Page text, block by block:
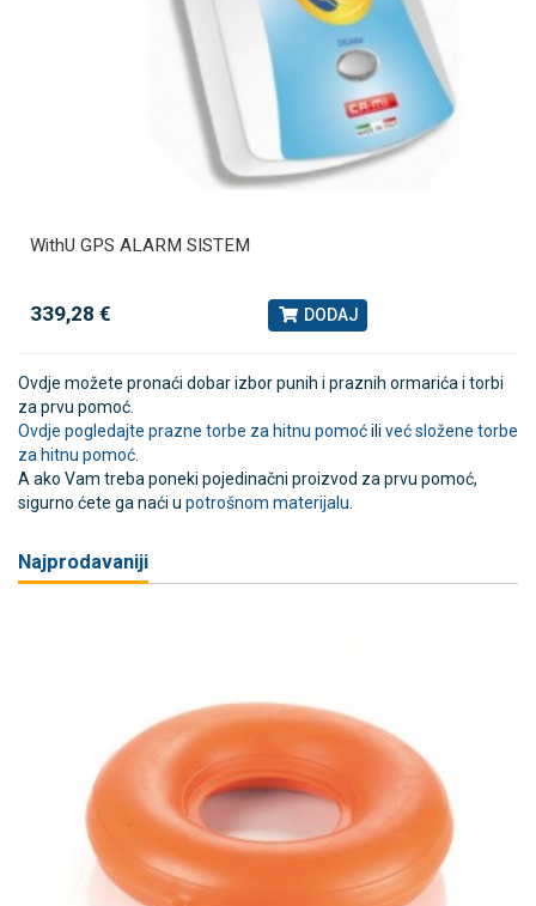
WithU GPS ALARM SISTEM
339,28 € DODAJ
Ovdje možete pronaći dobar izbor punih i praznih ormarića i torbi
za prvu pomoć.
Ovdje pogledajte prazne torbe za hitnu pomoćili već složene torbe
za hitnu pomoć
A ako Vam treba poneki pojedinačni proizvod za prvu pomoć,
sigurno ćete ga naći u potrošnom materijalu
Najprodavaniji